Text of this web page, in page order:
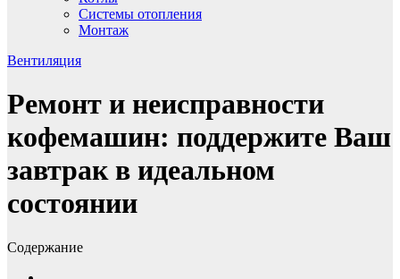
Системы отопления
Монтаж
Вентиляция
Ремонт и неисправности
кофемашин: поддержите Ваш
завтрак в идеальном
состоянии
Содержание